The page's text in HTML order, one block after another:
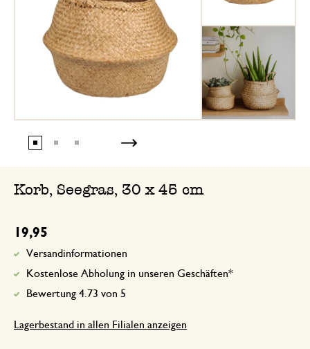
Korb, Seegras, 30 x 45 cm
19,95
Versandinformationen
Kostenlose Abholung in unseren Geschäften*
Bewertung 4.73 von 5
Lagerbestand in allen Filialen anzeigen